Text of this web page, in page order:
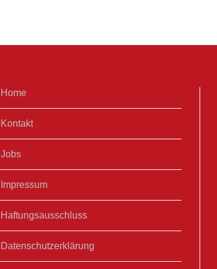
Home
Kontakt
Jobs
Impressum
Haftungsausschluss
Datenschutzerklärung